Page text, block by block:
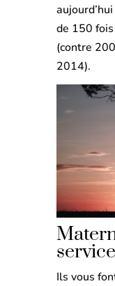
de 150
(contre
2014).
Ils vous